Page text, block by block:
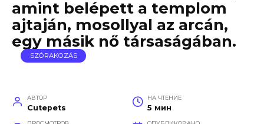
amint belépett a templom
ajtaján, mosollyal az arcán,
egy másik nő társaságában.
SZÓRAKOZÁS
АВТОР
Cutepets
НА ЧТЕНИЕ
5 мин